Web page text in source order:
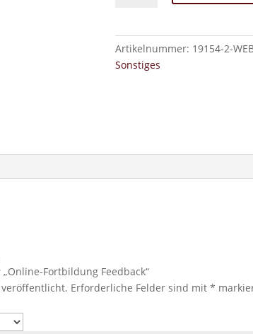
Artikelnummer: 19154-2-
Sonstiges
Fortbildung Feedback“
Erforderliche Felder sind mit*